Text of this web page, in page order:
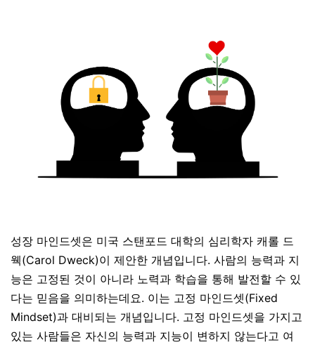
성장 마인드셋은 미국 스탠포드 대학의 심리학자 캐롤 드
웩(Carol Dweck)이 제안한 개념입니다. 사람의 능력과 지
능은 고정된 것이 아니라 노력과 학습을 통해 발전할 수 있
다는 믿음을 의미하는데요. 이는 고정 마인드셋(Fixed
Mindset)과 대비되는 개념입니다. 고정 마인드셋을 가지고
있는 사람들은 자신의 능력과 지능이 변하지 않는다고 여